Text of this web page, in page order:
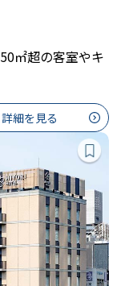
㎡超の客室やキ
詳細を見る